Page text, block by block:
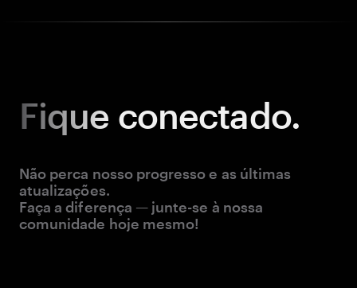
Fique conectado.
Não perca nosso progresso e as últimas
atualizações.
Faça a diferença — junte-se à nossa
comunidade hoje mesmo!